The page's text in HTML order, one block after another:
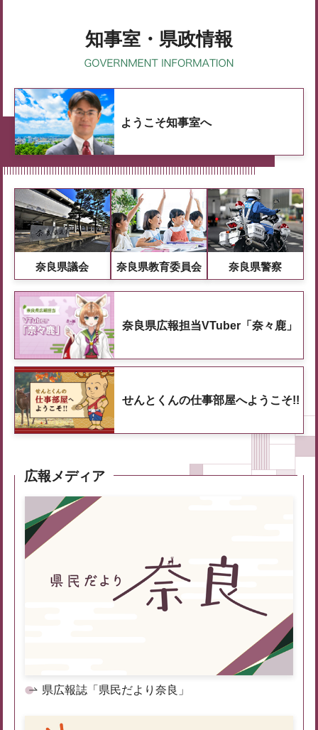
知事室・県政情報
ようこそ知事室へ
奈良県議会 奈良県教育委員会 奈良県警察
奈良県広報担当VTuber「奈々鹿」
せんとくんの仕事部屋へようこそ!!
広報メディア
県広報誌「県民だより奈良」